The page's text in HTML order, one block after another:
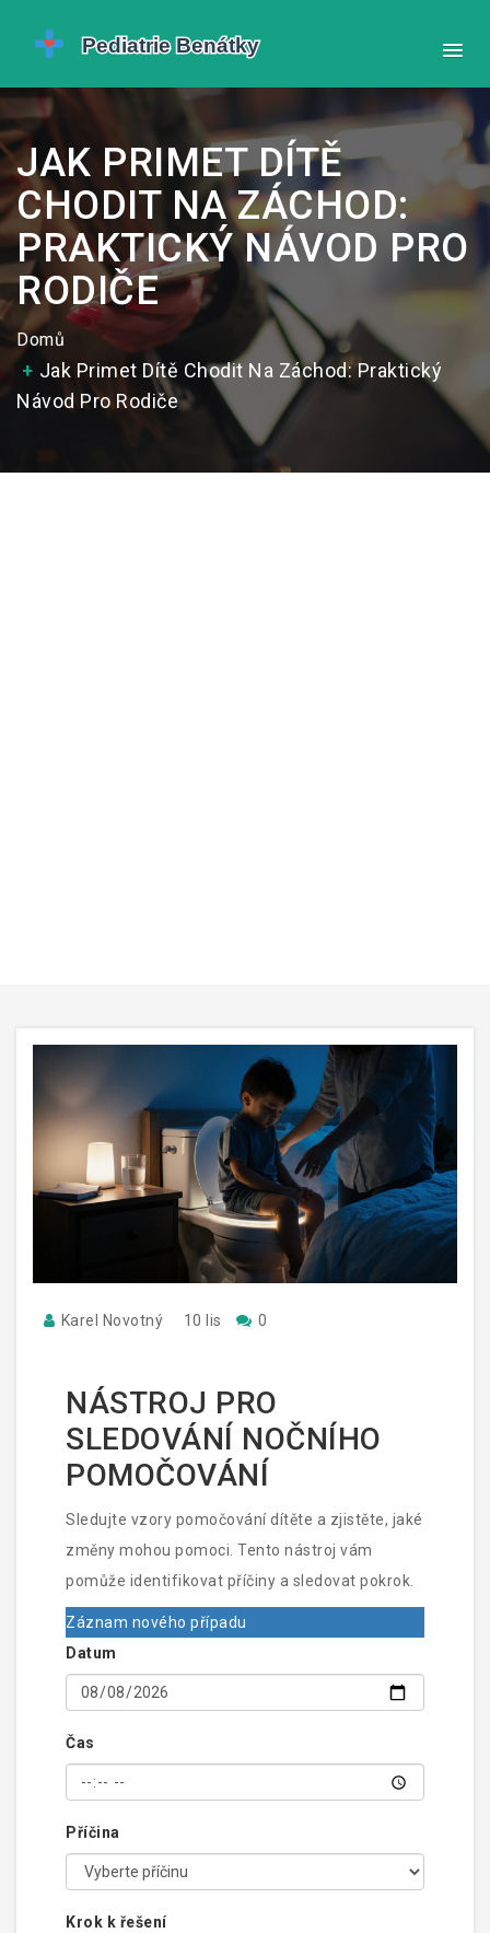
JAK PRIMET DÍTĚ
CHODIT NA ZÁCHOD:
PRAKTICKÝ NÁVOD PRO
RODIČE
Domů
Jak Primet Dítě Chodit Na Záchod: Praktický
Návod Pro Rodiče
Karel Novotný 10 lis 0
NÁSTROJ PRO
SLEDOVÁNÍ NOČNÍHO
POMOČOVÁNÍ
Sledujte vzory pomočování dítěte a zjistěte, jaké
změny mohou pomoci. Tento nástroj vám
pomůže identifikovat příčiny a sledovat pokrok.
Záznam nového případu
Datum
Čas
Příčina
Krok k řešení